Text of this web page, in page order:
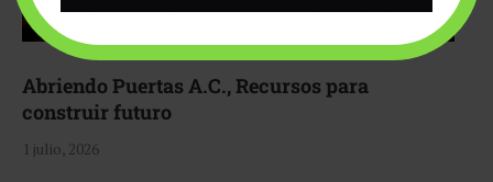
Abriendo Puertas A.C., Recursos para
construir futuro
1 julio, 2026